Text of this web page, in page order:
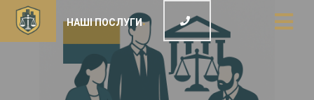
НАШІ ПОСЛУГИ